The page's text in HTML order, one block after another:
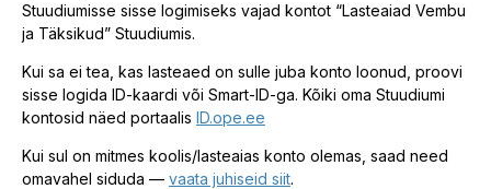
Stuudiumisse sisse logimiseks vajad kontot “Lasteaiad Vembu
ja Täksikud” Stuudiumis.
Kui sa ei tea, kas lasteaed on sulle juba konto loonud, proovi
sisse logida ID-kaardi või Smart-ID-ga. Kõiki oma Stuudiumi
kontosid näed portaalis ID.ope.ee
Kui sul on mitmes koolis/lasteaias konto olemas, saad need
omavahel siduda — vaata juhiseid siit.